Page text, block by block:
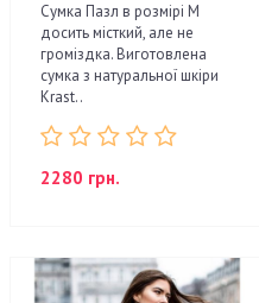
Сумка Пазл в розмірі M
досить місткий, але не
громіздка. Виготовлена
сумка з натуральної шкіри
Krast..
2280 грн.